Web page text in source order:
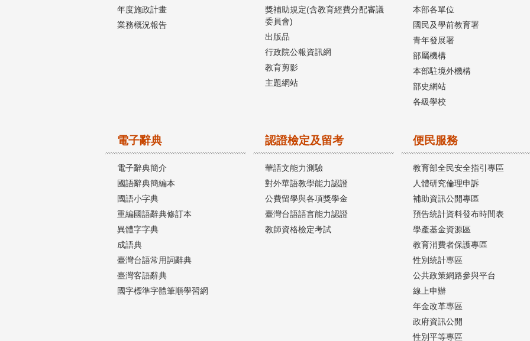
年度施政計畫
業務概況報告
獎補助規定(含教育經費分配審議
委員會)
出版品
行政院公報資訊網
教育剪影
主題網站
本部各單位
國民及學前教育署
青年發展署
部屬機構
本部駐境外機構
部史網站
各級學校
電子辭典
電子辭典簡介
國語辭典簡編本
國語小字典
重編國語辭典修訂本
異體字字典
成語典
臺灣台語常用詞辭典
臺灣客語辭典
國字標準字體筆順學習網
認證檢定及留考
華語文能力測驗
對外華語教學能力認證
公費留學與各項獎學金
臺灣台語語言能力認證
教師資格檢定考試
便民服務
教育部全民安全指引專區
人體研究倫理申訴
補助資訊公開專區
預告統計資料發布時間表
學產基金資源區
教育消費者保護專區
性別統計專區
公共政策網路參與平台
線上申辦
年金改革專區
政府資訊公開
性別平等專區